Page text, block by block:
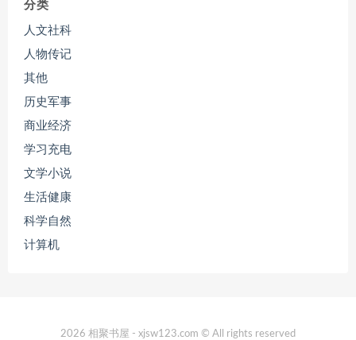
分类
人文社科
人物传记
其他
历史军事
商业经济
学习充电
文学小说
生活健康
科学自然
计算机
2026 相聚书屋 - xjsw123.com © All rights reserved